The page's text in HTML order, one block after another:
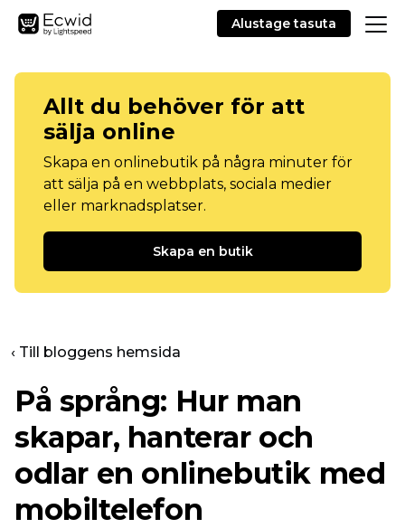
Alustage tasuta
Allt du behöver för att
sälja online
Skapa en onlinebutik på några minuter för
att sälja på en webbplats, sociala medier
eller marknadsplatser.
Skapa en butik
‹ Till bloggens hemsida
På språng: Hur man
skapar, hanterar och
odlar en onlinebutik med
mobiltelefon